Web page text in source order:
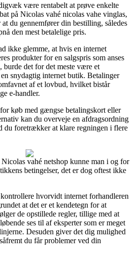
være rentabelt at prøve enkelte
på Nicolas vahé nicolas vahe vinglas,
du gennemfører din bestilling, således
den mest betalelige pris.
ikke glemme, at hvis en internet
produkter for en salgspris som anses
det for det meste være et
snydagtig internet butik. Betalinger
af et lovbud, hvilket bistår
e-handler.
køb med gængse betalingskort eller
kan du overveje en afdragsordning
du foretrækker at klare regningen i flere
vahé netshop kunne man i og for
betingelser, det er dog oftest ikke
hvorvidt internet forhandleren
at det er et kendetegn for at
de opstillede regler, tillige med at
ses til af eksperter som er meget
Desuden giver det dig mulighed
du får problemer ved din